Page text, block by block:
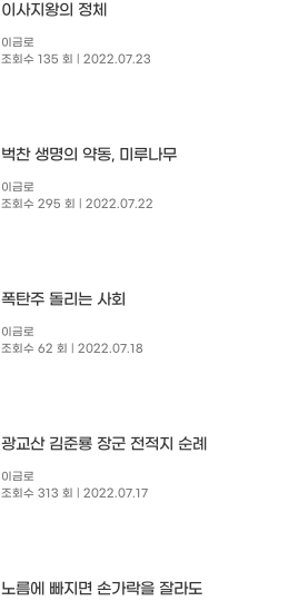
이사지왕의 정체
이금로
조회수 135 회
| 2022.07.23
벅찬 생명의 약동, 미루나무
이금로
조회수 295 회
| 2022.07.22
폭탄주 돌리는 사회
이금로
조회수 62 회
| 2022.07.18
광교산 김준룡 장군 전적지 순례
이금로
조회수 313 회
| 2022.07.17
노름에 빠지면 손가락을 잘라도